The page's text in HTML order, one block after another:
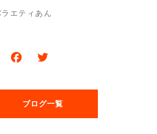
F
c
e
b
itt
er
ブログ一覧